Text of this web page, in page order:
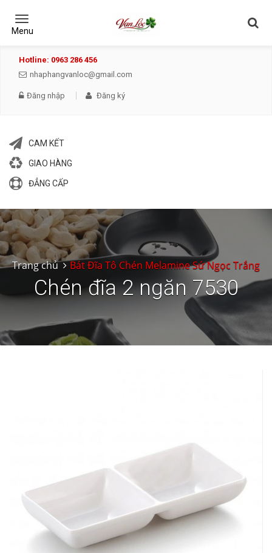
Hotline: 0963 286 456
nhaphangvanloc@gmail.com
Đăng nhập Đăng ký
CAM KẾT
GIAO HÀNG
ĐẲNG CẤP
Toggle
Menu
Trang chủ Bát Đĩa Tô Chén Melamine Sứ Ngọc Trắng
Chén đĩa 2 ngăn 7530